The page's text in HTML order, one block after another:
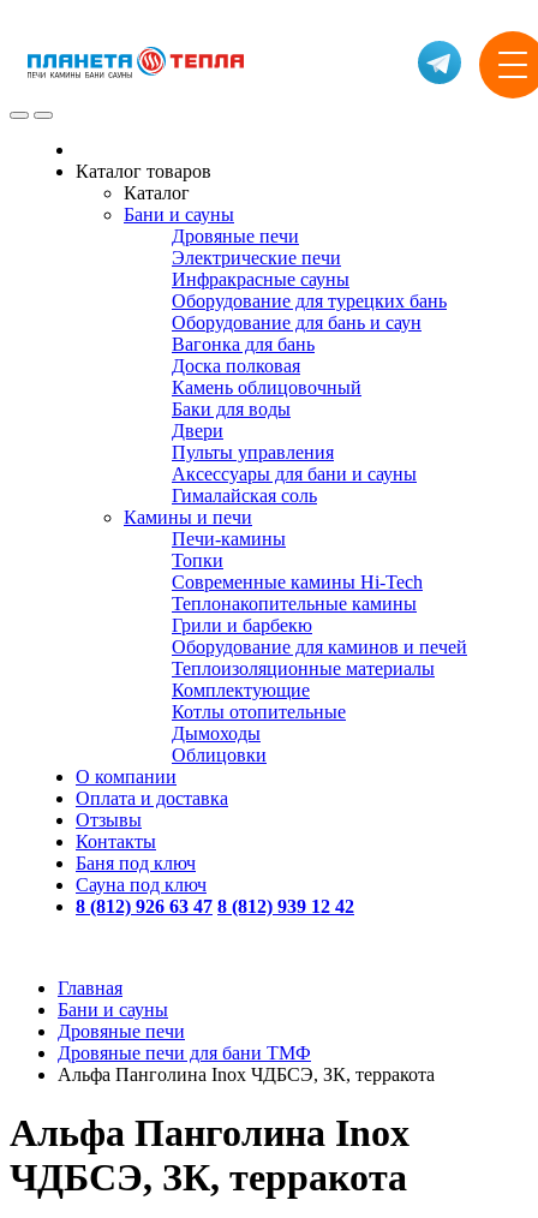
Каталог товаров
Каталог
Бани и сауны
Дровяные печи
Электрические печи
Инфракрасные сауны
Оборудование для турецких бань
Оборудование для бань и саун
Вагонка для бань
Доска полковая
Камень облицовочный
Баки для воды
Двери
Пульты управления
Аксессуары для бани и сауны
Гималайская соль
Камины и печи
Печи-камины
Топки
Современные камины Hi-Tech
Теплонакопительные камины
Грили и барбекю
Оборудование для каминов и печей
Теплоизоляционные материалы
Комплектующие
Котлы отопительные
Дымоходы
Облицовки
О компании
Оплата и доставка
Отзывы
Контакты
Баня под ключ
Сауна под ключ
8 (812) 926 63 47 8 (812) 939 12 42
Главная
Бани и сауны
Дровяные печи
Дровяные печи для бани ТМФ
Альфа Панголина Inox ЧДБСЭ, ЗК, терракота
Альфа Панголина Inox
ЧДБСЭ, ЗК, терракота